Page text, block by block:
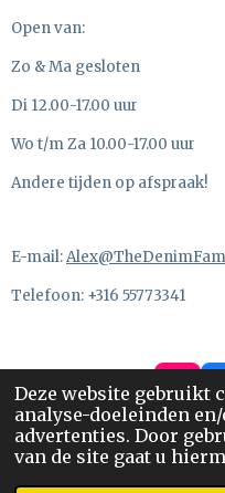
Deze website gebruikt
analyse-doeleinden
advertenties. Door
van de site gaat u
Open van:
Zo & Ma gesloten
Di 12.00-17.00 uur
Wo t/m Za 10.00-17.00 uur
Andere tijden op afspraak!
E-mail:
Telefoon: +316 55773341
I
n
s
t
© 2026, The Denim